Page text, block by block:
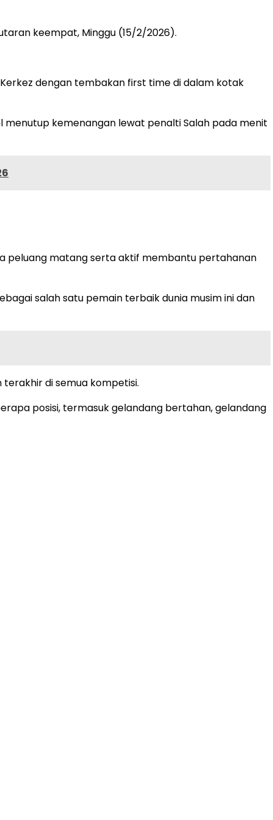
keempat, Minggu (15/2/2026).
dengan tembakan first time di dalam kotak
menutup kemenangan lewat penalti Salah pada menit
peluang matang serta aktif membantu pertahanan
salah satu pemain terbaik dunia musim ini dan
terakhir di semua kompetisi.
posisi, termasuk gelandang bertahan, gelandang